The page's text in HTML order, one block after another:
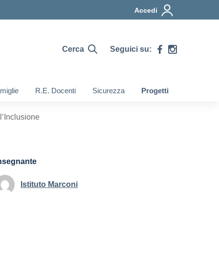
Accedi
Cerca Seguici su:
R.E. Docenti Sicurezza Progetti
Istituto Marconi